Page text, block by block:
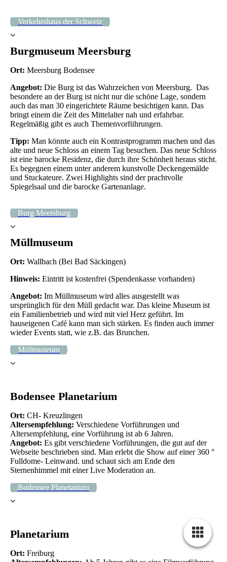
Verkehrshaus der Schweiz
Burgmuseum Meersburg
Ort: Meersburg Bodensee
Angebot: Die Burg ist das Wahrzeichen von Meersburg. Das
besondere an der Burg ist nicht nur die schöne Lage, sondern
auch das man 30 eingerichtete Räume besichtigen kann. Das
bringt einem die Zeit des Mittelalter nah und erfahrbar.
Regelmäßig gibt es auch Themenvorführungen.
Tipp: Man könnte auch ein Kontrastprogramm machen und das
alte und neue Schloss an einem Tag besuchen. Das neue Schloss
ist eine barocke Residenz, die durch ihre Schönheit heraus sticht.
Es begegnen einem unter anderem kunstvolle Deckengemälde
und Stuckateure. Zwei Highlights sind der prachtvolle
Spiegelsaal und die barocke Gartenanlage.
Burg Meersburg
Müllmuseum
Ort: Wallbach (Bei Bad Säckingen)
Hinweis: Eintritt ist kostenfrei (Spendenkasse vorhanden)
Angebot: Im Müllmuseum wird alles ausgestellt was
ursprünglich für den Müll gedacht war. Das kleine Museum ist
ein Familienbetrieb und wird mit viel Herz geführt. Im
hauseigenen Café kann man sich stärken. Es finden auch immer
wieder Events statt, wie z.B. das Brunchen.
Müllmuseum
Bodensee Planetarium
Ort: CH- Kreuzlingen
Altersempfehlung: Verschiedene Vorführungen und
Altersempfehlung, eine Vorführung ist ab 6 Jahren.
Angebot: Es gibt verschiedene Vorführungen, die gut auf der
Webseite beschrieben sind. Man erlebt die Show auf einer 360 °
Fulldome- Leinwand. und schaut sich am Ende den
Sternenhimmel mit einer Live Moderation an.
Bodensee Planetarium
Planetarium
Ort: Freiburg